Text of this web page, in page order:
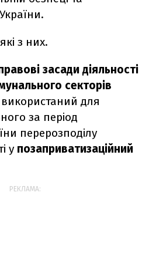
з них.
засади діяльності
секторів
використаний для
за період
перерозподілу
у позаприватизаційний
РЕКЛАМА: